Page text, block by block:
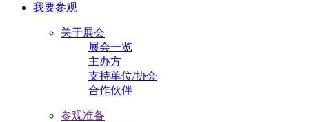
我要参观
关于展会
展会一览
主办方
支持单位/协会
合作伙伴
参观准备